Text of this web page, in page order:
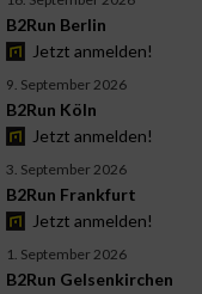
B2Run Berlin
Jetzt anmelden!
9. September 2026
B2Run Köln
Jetzt anmelden!
3. September 2026
B2Run Frankfurt
Jetzt anmelden!
1. September 2026
B2Run Gelsenkirchen